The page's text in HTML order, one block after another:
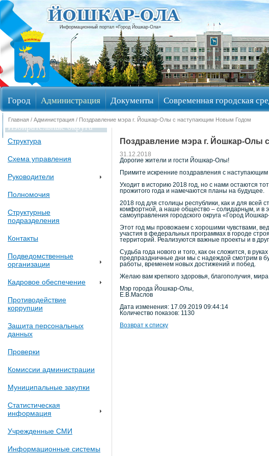
Информационный портал «Город Йошкар-Ола»
Город Администрация Документы Современная городская
Избирательные округа
Главная / Администрация / Поздравление мэра г. Йошкар-Олы с наступающим Новым Годом
Структура
Схема управления
Руководители
Полномочия
Структурные
подразделения
Контакты
Подведомственные
организации
Кадровое обеспечение
Противодействие
коррупции
Защита персональных
данных
Проверки
Комиссии администрации
Муниципальные закупки
Статистическая
информация
Учрежденные СМИ
Информационные системы
Поздравление мэра г. Йошкар-
31.12.2018
Дорогие жители и гости Йошкар-Олы!
Примите искренние поздравления с
Уходит в историю 2018 год, но с нами остаются
прожитого года и намечаются планы на будущее.
2018 год для столицы республики, как и для
комфортной, а наше общество – солидарным, и в
самоуправления городского округа «Город
Этот год мы провожаем с хорошими чувствами,
участия в федеральных программах в городе
территорий. Реализуются важные проекты и в
Судьба года нового и того, как он сложится, в
предпраздничные дни мы с надеждой смотрим в
работы, временем новых достижений и побед.
Желаю вам крепкого здоровья, благополучия,
Мэр города Йошкар-Олы,
Е.В.Маслов
Дата изменения: 17.09.2019 09:44:14
Количество показов: 1130
Возврат к списку